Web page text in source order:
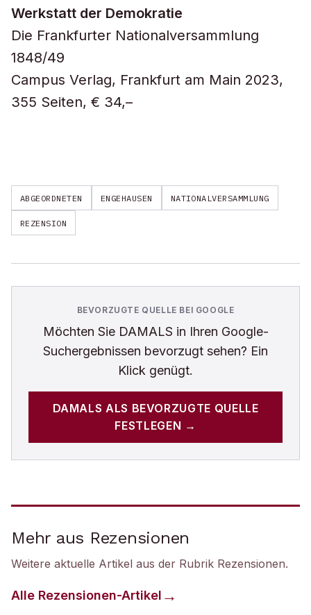
Werkstatt der Demokratie
Die Frankfurter Nationalversammlung
1848/49
Campus Verlag, Frankfurt am Main 2023,
355 Seiten, € 34,–
ABGEORDNETEN ENGEHAUSEN NATIONALVERSAMMLUNG
REZENSION
BEVORZUGTE QUELLE BEI GOOGLE
Möchten Sie DAMALS in Ihren Google-
Suchergebnissen bevorzugt sehen? Ein
Klick genügt.
DAMALS ALS BEVORZUGTE QUELLE
FESTLEGEN →
Mehr aus Rezensionen
Weitere aktuelle Artikel aus der Rubrik Rezensionen.
Alle Rezensionen-Artikel